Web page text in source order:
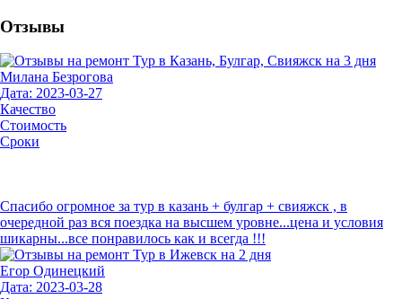
Отзывы
Милана Безрогова
Дата: 2023-03-27
Качество
Стоимость
Сроки
Спасибо огромное за тур в казань + булгар + свияжск , в
очередной раз вся поездка на высшем уровне...цена и условия
шикарны...все понравилось как и всегда !!!
Егор Одинецкий
Дата: 2023-03-28